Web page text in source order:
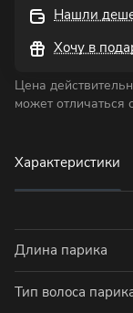
Нашли
Хочу в
Цена
может отличаться
Характеристики
Длина парика
Тип волоса